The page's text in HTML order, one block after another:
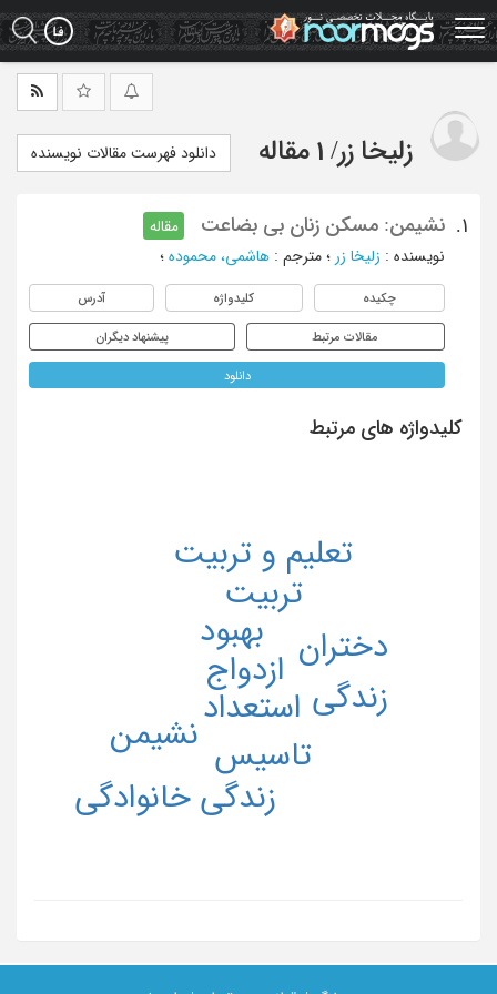
Skip
to
main
زلیخا زر/ 1 مقاله دانلود فهرست مقالات نویسنده
1. نشیمن: مسکن زنان بی بضاعت
مقاله
نویسنده : زلیخا زر ؛ مترجم : هاشمی، محموده ؛
چکیده کلیدواژه آدرس
مقالات مرتبط پیشنهاد دیگران
دانلود
کلیدواژه های مرتبط
ازدواج
استعداد
بهبود
تاسیس
تربیت
تعلیم و تربیت
دختران
زندگی
زندگی خانوادگی
نشیمن